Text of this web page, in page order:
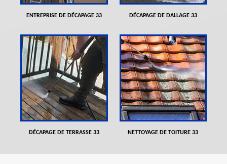
ENTREPRISE DE DÉCAPAGE 33 DÉCAPAGE DE DALLAGE 33
DÉCAPAGE DE TERRASSE 33 NETTOYAGE DE TOITURE 33